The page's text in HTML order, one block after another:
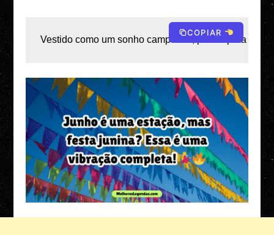
Vestido como um sonho campestre, pronto para
COPIAR